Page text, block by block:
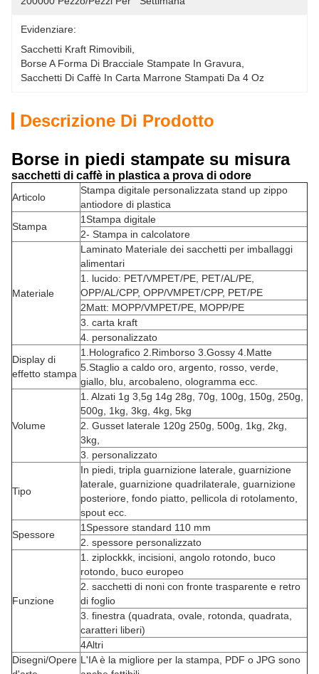
Evidenziare:
Sacchetti Kraft Rimovibili
Borse A Forma Di Bracciale Stampate In Gravura
Sacchetti Di Caffè In Carta Marrone Stampati Da 4 Oz
Descrizione Di Prodotto
Borse in piedi stampate su misura
sacchetti di caffè in plastica a prova di odore
Articolo
Stampa digitale personalizzata stand up zippo
antiodore di plastica
Stampa
1Stampa digitale
2- Stampa in calcolatore
Materiale
Laminato Materiale dei sacchetti per imballaggi
alimentari
1. lucido: PET/VMPET/PE, PET/AL/PE,
OPP/AL/CPP, OPP/VMPET/CPP, PET/PE
2Matt: MOPP/VMPET/PE, MOPP/PE
3. carta kraft
4. personalizzato
Display di
effetto stampa
1.Holografico 2.Rimborso 3.Gossy 4.Matte
5.Staglio a caldo oro, argento, rosso, verde,
giallo, blu, arcobaleno, ologramma ecc.
Volume
1. Alzati 1g 3,5g 14g 28g, 70g, 100g, 150g, 250g,
500g, 1kg, 3kg, 4kg, 5kg
2. Gusset laterale 120g 250g, 500g, 1kg, 2kg,
3kg,
3. personalizzato
Tipo
In piedi, tripla guarnizione laterale, guarnizione
laterale, guarnizione quadrilaterale, guarnizione
posteriore, fondo piatto, pellicola di rotolamento,
spout ecc.
Spessore
1Spessore standard 110 mm
2. spessore personalizzato
Funzione
1. ziplockkk, incisioni, angolo rotondo, buco
rotondo, buco europeo
2. sacchetti di noni con fronte trasparente e retro
di foglio
3. finestra (quadrata, ovale, rotonda, quadrata,
caratteri liberi)
4Altri
Disegni/Opere L'IA è la migliore per la stampa, PDF o JPG sono